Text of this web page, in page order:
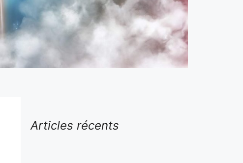
Articles récents